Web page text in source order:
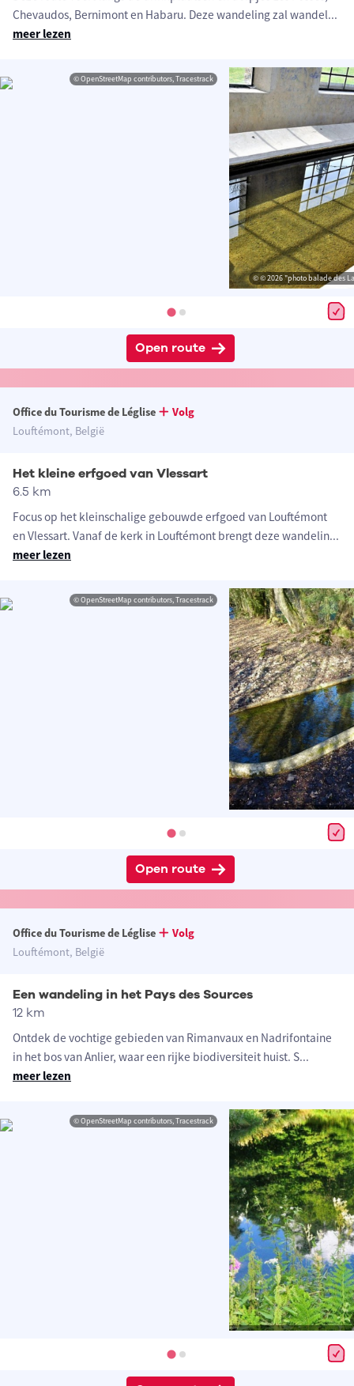
Chevaudos, Bernimont en Habaru. Deze wandeling zal wandel...
meer lezen
© OpenStreetMap contributors, Tracestrack
© © 2026 "photo balade des
Open route
Office du Tourisme de Léglise
Volg
Louftémont, België
Het kleine erfgoed van Vlessart
6.5 km
Focus op het kleinschalige gebouwde erfgoed van Louftémont
en Vlessart. Vanaf de kerk in Louftémont brengt deze wandelin...
meer lezen
© OpenStreetMap contributors, Tracestrack
Open route
Office du Tourisme de Léglise
Volg
Louftémont, België
Een wandeling in het Pays des Sources
12 km
Ontdek de vochtige gebieden van Rimanvaux en Nadrifontaine
in het bos van Anlier, waar een rijke biodiversiteit huist. S...
meer lezen
© OpenStreetMap contributors, Tracestrack